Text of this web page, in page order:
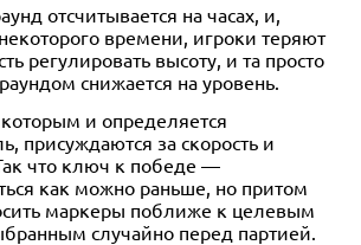
отсчитывается на часах, и,
времени, игроки теряют
регулировать высоту, и та просто
снижается на уровень.
и определяется
присуждаются за скорость и
что ключ к победе —
как можно раньше, но притом
маркеры поближе к целевым
случайно перед партией.